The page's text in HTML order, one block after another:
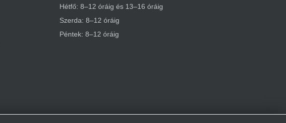
Hétfő: 8–12 óráig és 13–16 óráig
Szerda: 8–12 óráig
Péntek: 8–12 óráig